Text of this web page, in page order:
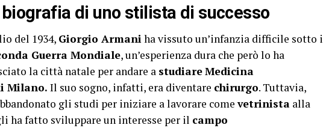
di uno stilista di successo
del 1934, Giorgio Armaniha vissuto un’infanzia difficile sotto i
Guerra Mondiale, un’esperienza dura che però lo ha
la città natale per andare a studiareMedicina
Milano. Il suo sogno, infatti, era diventare chirurgo. Tuttavia,
gli studi per iniziare a lavorare comevetrinista alla
ha fatto sviluppare un interesse per il campo